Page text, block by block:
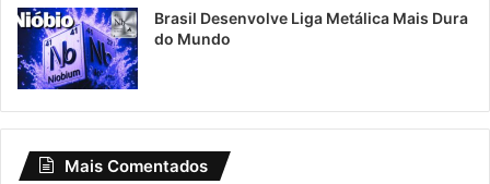
Brasil Desenvolve Liga Metálica Mais Dura
do Mundo
Mais Comentados